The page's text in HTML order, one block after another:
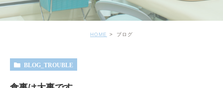
HOME ブログ
BLOG_TROUBLE